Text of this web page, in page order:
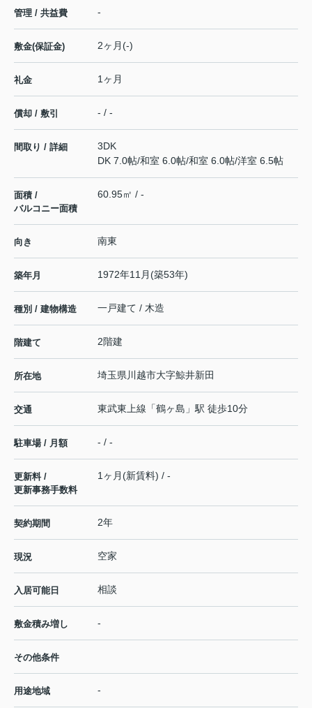
管理 / 共益費 -
敷金(保証金) 2ヶ月(-)
礼金 1ヶ月
償却 / 敷引 - / -
間取り / 詳細
3DK
DK 7.0帖/和室 6.0帖/和室 6.0帖/洋室 6.5帖
面積 /
バルコニー面積
60.95㎡ / -
向き 南東
築年月 1972年11月(築53年)
種別 / 建物構造 一戸建て / 木造
階建て 2階建
所在地 埼玉県 川越市大字鯨井新田
交通 東武東上線 「鶴ヶ島 」駅 徒歩10分
駐車場 / 月額 - / -
更新料 /
更新事務手数料
1ヶ月(新賃料) / -
契約期間 2年
現況 空家
入居可能日 相談
敷金積み増し -
その他条件
用途地域 -